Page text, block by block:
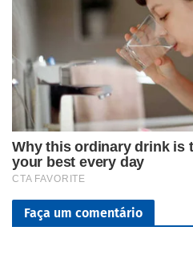
Faça um comentário